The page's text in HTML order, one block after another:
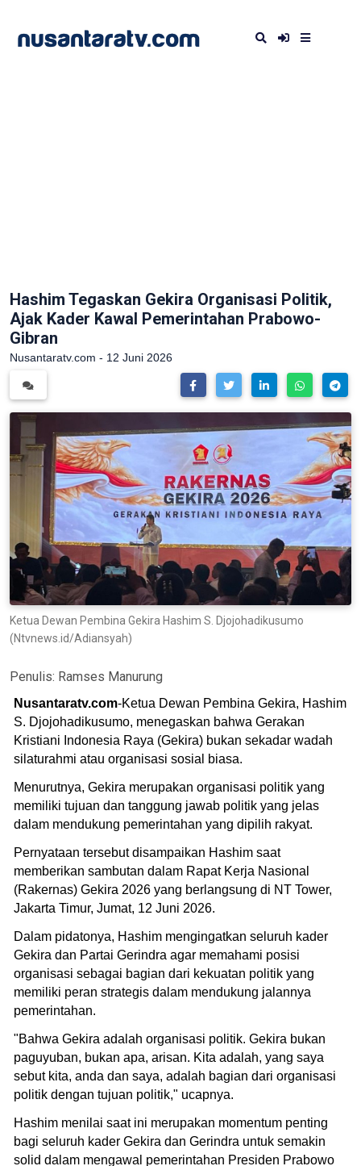
Hashim Tegaskan Gekira Organisasi Politik,
Ajak Kader Kawal Pemerintahan Prabowo-
Gibran
Nusantaratv.com - 12 Juni 2026
Ketua Dewan Pembina Gekira Hashim S. Djojohadikusumo
(Ntvnews.id/Adiansyah)
Penulis: Ramses Manurung
Nusantaratv.com-Ketua Dewan Pembina Gekira, Hashim
S. Djojohadikusumo, menegaskan bahwa Gerakan
Kristiani Indonesia Raya (Gekira) bukan sekadar wadah
silaturahmi atau organisasi sosial biasa.
Menurutnya, Gekira merupakan organisasi politik yang
memiliki tujuan dan tanggung jawab politik yang jelas
dalam mendukung pemerintahan yang dipilih rakyat.
Pernyataan tersebut disampaikan Hashim saat
memberikan sambutan dalam Rapat Kerja Nasional
(Rakernas) Gekira 2026 yang berlangsung di NT Tower,
Jakarta Timur, Jumat, 12 Juni 2026.
Dalam pidatonya, Hashim mengingatkan seluruh kader
Gekira dan Partai Gerindra agar memahami posisi
organisasi sebagai bagian dari kekuatan politik yang
memiliki peran strategis dalam mendukung jalannya
pemerintahan.
"Bahwa Gekira adalah organisasi politik. Gekira bukan
paguyuban, bukan apa, arisan. Kita adalah, yang saya
sebut kita, anda dan saya, adalah bagian dari organisasi
politik dengan tujuan politik," ucapnya.
Hashim menilai saat ini merupakan momentum penting
bagi seluruh kader Gekira dan Gerindra untuk semakin
solid dalam mengawal pemerintahan Presiden Prabowo